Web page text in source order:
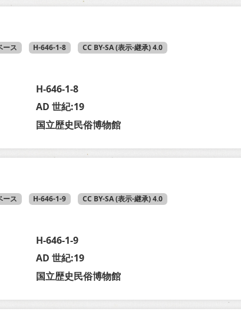
ース H-646-1-8 CC BY-SA (表示-継承) 4.0
H-646-1-8
AD 世紀:19
国立歴史民俗博物館
ース H-646-1-9 CC BY-SA (表示-継承) 4.0
H-646-1-9
AD 世紀:19
国立歴史民俗博物館